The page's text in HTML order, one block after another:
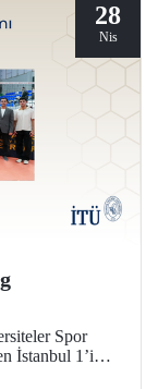
28
Nis
Spor
İstanbul 1’inci